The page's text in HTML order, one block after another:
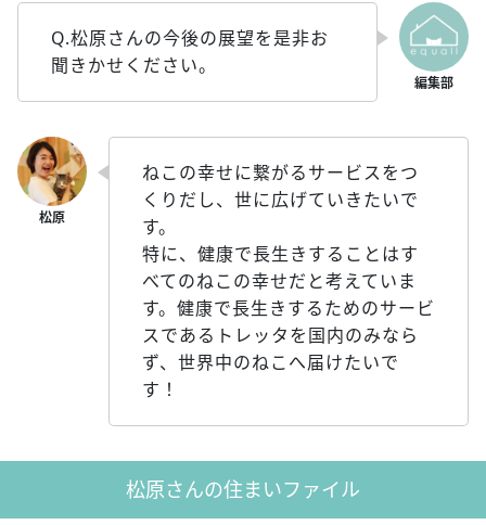
Q.松原さんの今後の展望を是非お
聞きかせください。
ねこの幸せに繋がるサービスをつ
くりだし、世に広げていきたいで
す。
特に、健康で長生きすることはす
べてのねこの幸せだと考えていま
す。健康で長生きするためのサービ
スであるトレッタを国内のみなら
ず、世界中のねこへ届けたいで
す！
松原さんの住まいファイル